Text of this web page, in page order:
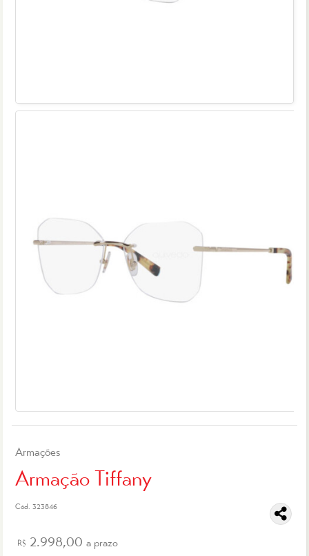
Armações
Armação Tiffany
Cód. 323846
R$ 2.998,00 a prazo